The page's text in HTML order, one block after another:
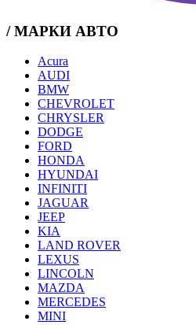
/ МАРКИ АВТО
Acura
AUDI
BMW
CHEVROLET
CHRYSLER
DODGE
FORD
HONDA
HYUNDAI
INFINITI
JAGUAR
JEEP
KIA
LAND ROVER
LEXUS
LINCOLN
MAZDA
MERCEDES
MINI